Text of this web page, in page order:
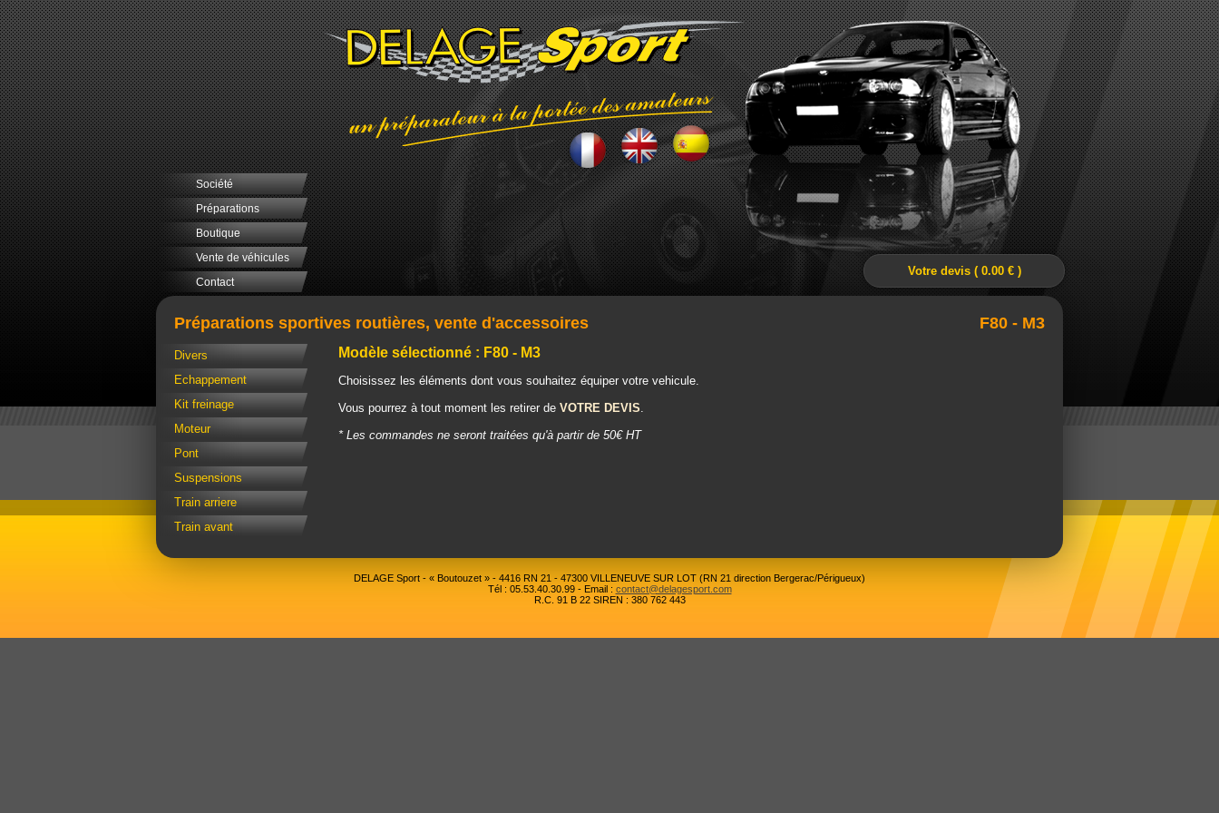
Société
Préparations
Boutique
Vente de véhicules
Contact
F80 - M3
Préparations sportives routières, vente d'accessoires
Votre devis ( 0.00 € )
Divers
Echappement
Kit freinage
Moteur
Pont
Suspensions
Train arriere
Train avant
Modèle sélectionné : F80 - M3
Choisissez les éléments dont vous souhaitez équiper votre vehicule.
Vous pourrez à tout moment les retirer de VOTRE DEVIS
* Les commandes ne seront traitées qu'à partir de 50€ HT
DELAGE Sport - « Boutouzet » - 4416 RN 21 - 47300 VILLENEUVE SUR LOT (RN 21 direction Bergerac/Périgueux)
Tél : 05.53.40.30.99 - Email : contact@delagesport.com
R.C. 91 B 22 SIREN : 380 762 443